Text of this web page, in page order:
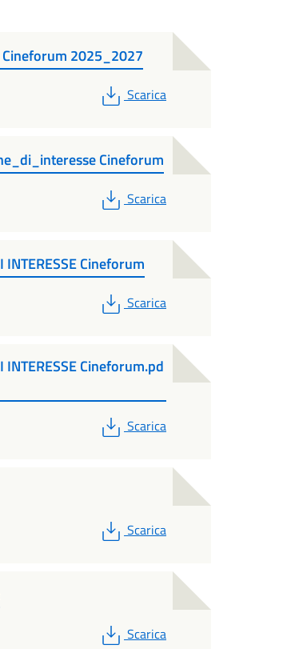
Cineforum 2025_2027
PDF
Scarica
Cineforum
PDF
Scarica
INTERESSE Cineforum
PDF
Scarica
INTERESSE Cineforum.pd
PDF
Scarica
PDF
Scarica
PDF
Scarica